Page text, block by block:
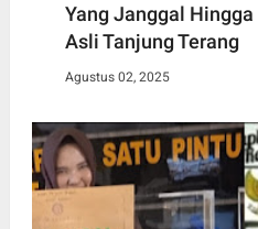
Yang Janggal
Asli Tanjung Terang
Agustus 02, 2025